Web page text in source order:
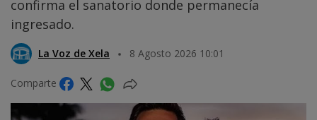
confirma el sanatorio donde permanecía
ingresado.
La Voz de Xela 8 Agosto 2026 10:01
Comparte